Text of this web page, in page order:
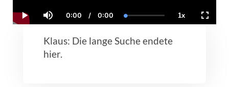
Play Mute
Current
Time
0:00 / Duration
0:00 Loaded:
0.00%
1xPlayback
Rate
Klaus: Die lange Suche endete
hier.